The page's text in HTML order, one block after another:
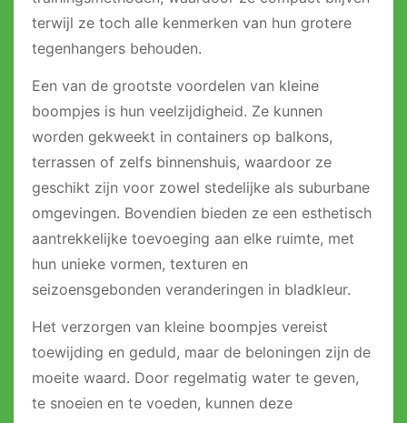
terwijl ze toch alle kenmerken van hun grotere
tegenhangers behouden.
Een van de grootste voordelen van kleine
boompjes is hun veelzijdigheid. Ze kunnen
worden gekweekt in containers op balkons,
terrassen of zelfs binnenshuis, waardoor ze
geschikt zijn voor zowel stedelijke als suburbane
omgevingen. Bovendien bieden ze een esthetisch
aantrekkelijke toevoeging aan elke ruimte, met
hun unieke vormen, texturen en
seizoensgebonden veranderingen in bladkleur.
Het verzorgen van kleine boompjes vereist
toewijding en geduld, maar de beloningen zijn de
moeite waard. Door regelmatig water te geven,
te snoeien en te voeden, kunnen deze